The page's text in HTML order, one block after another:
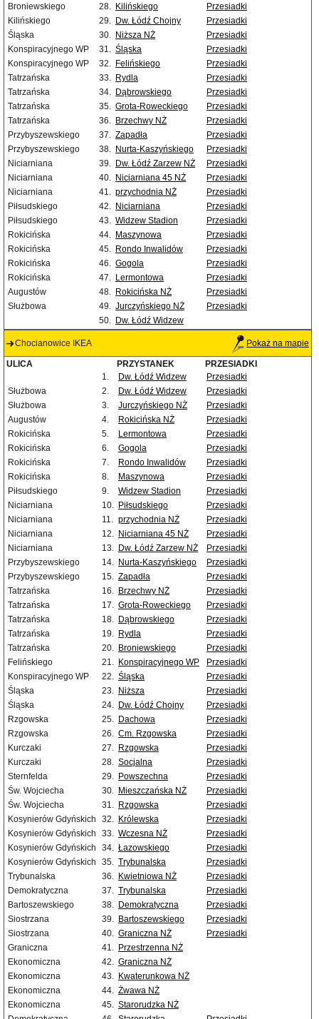
Broniewskiego
28. Kilińskiego
Przesiadki
Kilińskiego
29. Dw. Łódź Chojny
Przesiadki
Śląska
30. Niższa NŻ
Przesiadki
Konspiracyjnego WP
31. Śląska
Przesiadki
Konspiracyjnego WP
32. Felińskiego
Przesiadki
Tatrzańska
33. Rydla
Przesiadki
Tatrzańska
34. Dąbrowskiego
Przesiadki
Tatrzańska
35. Grota-Roweckiego
Przesiadki
Tatrzańska
36. Brzechwy NŻ
Przesiadki
Przybyszewskiego
37. Zapadła
Przesiadki
Przybyszewskiego
38. Nurta-Kaszyńskiego
Przesiadki
Niciarniana
39. Dw. Łódź Zarzew NŻ
Przesiadki
Niciarniana
40. Niciarniana 45 NŻ
Przesiadki
Niciarniana
41. przychodnia NŻ
Przesiadki
Piłsudskiego
42. Niciarniana
Przesiadki
Piłsudskiego
43. Widzew Stadion
Przesiadki
Rokicińska
44. Maszynowa
Przesiadki
Rokicińska
45. Rondo Inwalidów
Przesiadki
Rokicińska
46. Gogola
Przesiadki
Rokicińska
47. Lermontowa
Przesiadki
Augustów
48. Rokicińska NŻ
Przesiadki
Służbowa
49. Jurczyńskiego NŻ
Przesiadki
50. Dw. Łódź Widzew
Chocianowice IKEA Pokaż na mapie
ULICA PRZYSTANEK
PRZESIADKI
1.
Dw. Łódź Widzew
Przesiadki
Służbowa
2. Dw. Łódź Widzew
Przesiadki
Służbowa
3. Jurczyńskiego NŻ
Przesiadki
Augustów
4. Rokicińska NŻ
Przesiadki
Rokicińska
5. Lermontowa
Przesiadki
Rokicińska
6. Gogola
Przesiadki
Rokicińska
7. Rondo Inwalidów
Przesiadki
Rokicińska
8. Maszynowa
Przesiadki
Piłsudskiego
9. Widzew Stadion
Przesiadki
Niciarniana
10. Piłsudskiego
Przesiadki
Niciarniana
11. przychodnia NŻ
Przesiadki
Niciarniana
12. Niciarniana 45 NŻ
Przesiadki
Niciarniana
13. Dw. Łódź Zarzew NŻ
Przesiadki
Przybyszewskiego
14. Nurta-Kaszyńskiego
Przesiadki
Przybyszewskiego
15. Zapadła
Przesiadki
Tatrzańska
16. Brzechwy NŻ
Przesiadki
Tatrzańska
17. Grota-Roweckiego
Przesiadki
Tatrzańska
18. Dąbrowskiego
Przesiadki
Tatrzańska
19. Rydla
Przesiadki
Tatrzańska
20. Broniewskiego
Przesiadki
Felińskiego
21. Konspiracyjnego WP
Przesiadki
Konspiracyjnego WP
22. Śląska
Przesiadki
Śląska
23. Niższa
Przesiadki
Śląska
24. Dw. Łódź Chojny
Przesiadki
Rzgowska
25. Dachowa
Przesiadki
Rzgowska
26. Cm. Rzgowska
Przesiadki
Kurczaki
27. Rzgowska
Przesiadki
Kurczaki
28. Socjalna
Przesiadki
Sternfelda
29. Powszechna
Przesiadki
Św. Wojciecha
30. Mieszczańska NŻ
Przesiadki
Św. Wojciecha
31. Rzgowska
Przesiadki
Kosynierów Gdyńskich
32. Królewska
Przesiadki
Kosynierów Gdyńskich
33. Wczesna NŻ
Przesiadki
Kosynierów Gdyńskich
34. Łazowskiego
Przesiadki
Kosynierów Gdyńskich
35. Trybunalska
Przesiadki
Trybunalska
36. Kwietniowa NŻ
Przesiadki
Demokratyczna
37. Trybunalska
Przesiadki
Bartoszewskiego
38. Demokratyczna
Przesiadki
Siostrzana
39. Bartoszewskiego
Przesiadki
Siostrzana
40. Graniczna NŻ
Przesiadki
Graniczna
41. Przestrzenna NŻ
Ekonomiczna
42. Graniczna NŻ
Ekonomiczna
43. Kwaterunkowa NŻ
Ekonomiczna
44. Żwawa NŻ
Ekonomiczna
45. Starorudzka NŻ